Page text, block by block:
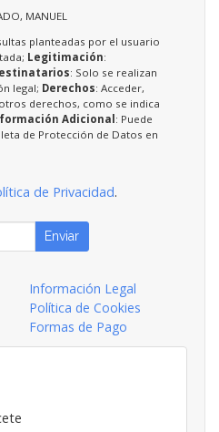
MANUEL
planteadas por el usuario
Legitimación:
: Solo se realizan
legal; Derechos: Acceder,
derechos, como se indica
Adicional: Puede
de Protección de Datos en
de Privacidad.
Enviar
Información Legal
Política de Cookies
Formas de Pago